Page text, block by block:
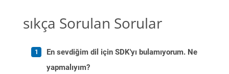
sıkça Sorulan Sorular
En sevdiğim dil için SDK'yı bulamıyorum. Ne
yapmalıyım?